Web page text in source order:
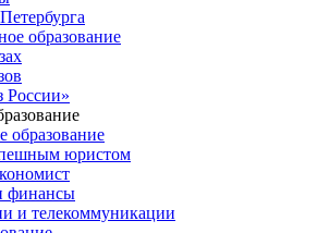
образование
России»
образование
юристом
финансы
и телекоммуникации